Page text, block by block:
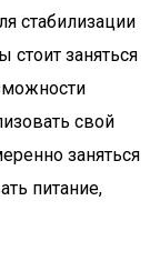
стабилизации
заняться
свой
заняться
питание,